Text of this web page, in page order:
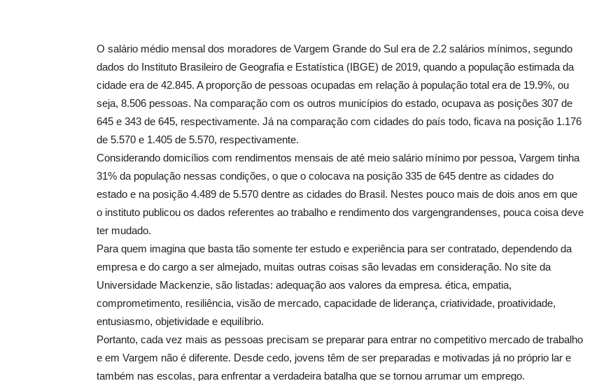
O salário médio mensal dos moradores de Vargem Grande do Sul era de 2.2 salários mínimos, segundo
dados do Instituto Brasileiro de Geografia e Estatística (IBGE) de 2019, quando a população estimada da
cidade era de 42.845. A proporção de pessoas ocupadas em relação à população total era de 19.9%, ou
seja, 8.506 pessoas. Na comparação com os outros municípios do estado, ocupava as posições 307 de
645 e 343 de 645, respectivamente. Já na comparação com cidades do país todo, ficava na posição 1.176
de 5.570 e 1.405 de 5.570, respectivamente.
Considerando domicílios com rendimentos mensais de até meio salário mínimo por pessoa, Vargem tinha
31% da população nessas condições, o que o colocava na posição 335 de 645 dentre as cidades do
estado e na posição 4.489 de 5.570 dentre as cidades do Brasil. Nestes pouco mais de dois anos em que
o instituto publicou os dados referentes ao trabalho e rendimento dos vargengrandenses, pouca coisa deve
ter mudado.
Para quem imagina que basta tão somente ter estudo e experiência para ser contratado, dependendo da
empresa e do cargo a ser almejado, muitas outras coisas são levadas em consideração. No site da
Universidade Mackenzie, são listadas: adequação aos valores da empresa. ética, empatia,
comprometimento, resiliência, visão de mercado, capacidade de liderança, criatividade, proatividade,
entusiasmo, objetividade e equilíbrio.
Portanto, cada vez mais as pessoas precisam se preparar para entrar no competitivo mercado de trabalho
e em Vargem não é diferente. Desde cedo, jovens têm de ser preparadas e motivadas já no próprio lar e
também nas escolas, para enfrentar a verdadeira batalha que se tornou arrumar um emprego.